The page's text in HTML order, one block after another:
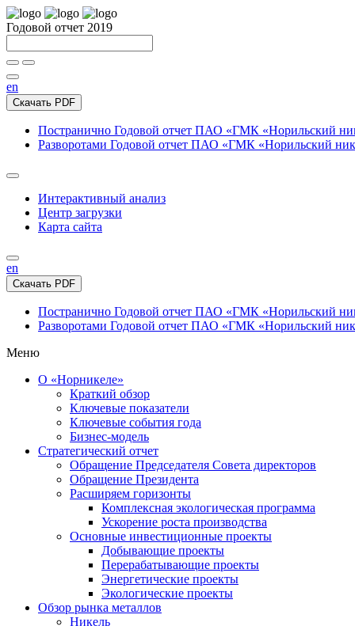
Годовой отчет 2019
en
Скачать PDF
Постранично Годовой отчет ПАО «ГМК «Норильский
Разворотами Годовой отчет ПАО «ГМК «Норильский
Интерактивный анализ
Центр загрузки
Карта сайта
en
Скачать PDF
Постранично Годовой отчет ПАО «ГМК «Норильский
Разворотами Годовой отчет ПАО «ГМК «Норильский
Меню
О «Норникеле»
Краткий обзор
Ключевые показатели
Ключевые события года
Бизнес-модель
Стратегический отчет
Обращение Председателя Совета директоров
Обращение Президента
Расширяем горизонты
Комплексная экологическая программа
Ускорение роста производства
Основные инвестиционные проекты
Добывающие проекты
Перерабатывающие проекты
Энергетические проекты
Экологические проекты
Обзор рынка металлов
Никель